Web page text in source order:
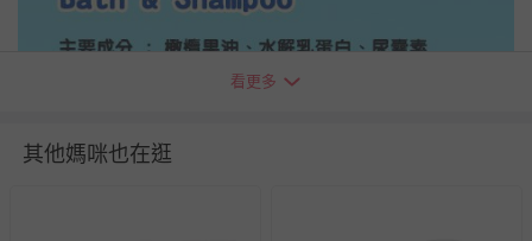
看更多
其他媽咪也在逛